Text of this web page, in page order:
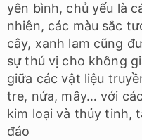
yên bình, chủ yếu là
nhiên, các màu sắc
cây, xanh lam cũng
sự thú vị cho không
giữa các vật liệu
tre, nứa, mây… với
kim loại và thủy tinh,
đáo